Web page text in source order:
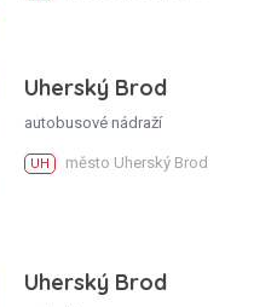
Uherský Brod
autobusové nádraží
UH město Uherský Brod
Uherský Brod